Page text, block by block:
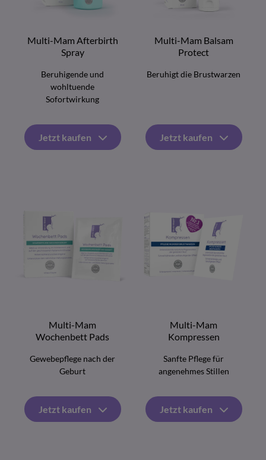
Multi-Mam Afterbirth
Spray
Beruhigende und
wohltuende
Sofortwirkung
Jetzt kaufen
Multi-Mam Balsam
Protect
Beruhigt die Brustwarzen
Jetzt kaufen
Multi-Mam
Wochenbett Pads
Gewebepflege nach der
Geburt
Jetzt kaufen
Multi-Mam
Kompressen
Sanfte Pflege für
angenehmes Stillen
Jetzt kaufen